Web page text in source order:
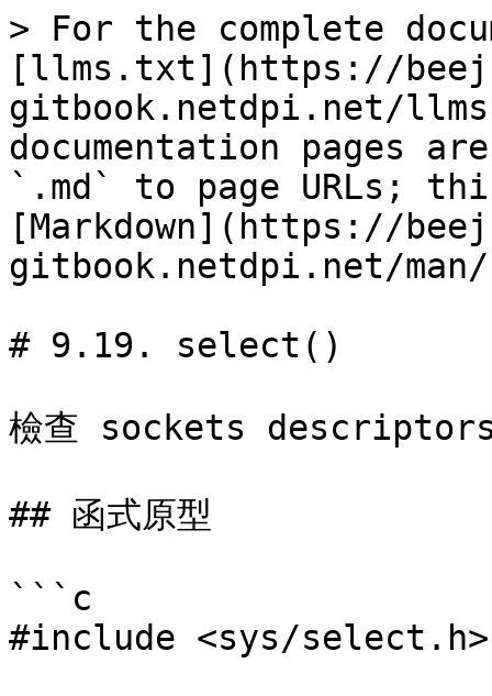
> For the complete
[llms.txt](https://
gitbook.netdpi.net/
documentation pages
`.md` to page URLs;
[Markdown](https://
gitbook.netdpi.net/
# 9.19. select()
檢查 sockets descriptors
## 函式原型
```c
#include <sys/select.h>